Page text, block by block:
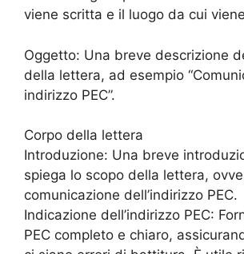
viene scritta e il luogo da cui
Oggetto: Una breve descrizione
della lettera, ad esempio
indirizzo PEC”.
Corpo della lettera
Introduzione: Una breve
spiega lo scopo della lettera,
comunicazione dell’indirizzo PEC.
Indicazione dell’indirizzo PEC:
PEC completo e chiaro,